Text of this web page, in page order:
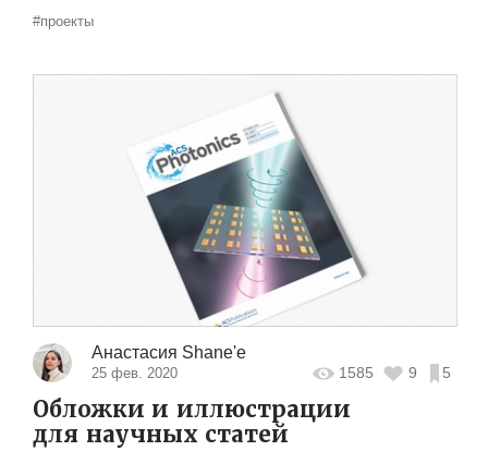
#проекты
Анастасия Shane'e
25 фев. 2020 1585 9 5
Обложки и иллюстрации
для научных статей